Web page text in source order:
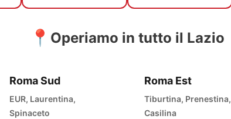
📍 Operiamo in tutto il Lazio
Roma Sud
EUR, Laurentina,
Spinaceto
Roma Est
Tiburtina, Prenestina,
Casilina